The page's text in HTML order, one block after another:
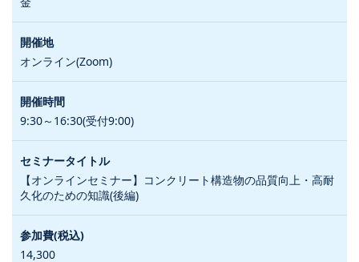
オンライン(Zoom)
9:30～16:30(受付9:00)
【オンラインセミナー】コンクリート構造物の品質向上・高耐
久化のための知識(後編)
14,300